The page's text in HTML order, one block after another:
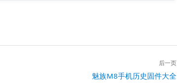
后一页
魅族M8手机历史固件大全